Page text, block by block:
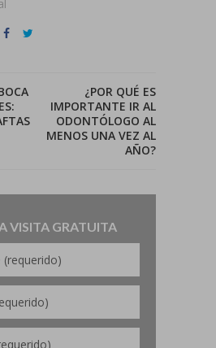
¿POR QUÉ ES
IMPORTANTE IR AL
ODONTÓLOGO AL
MENOS UNA VEZ AL
AÑO?
VISITA GRATUITA